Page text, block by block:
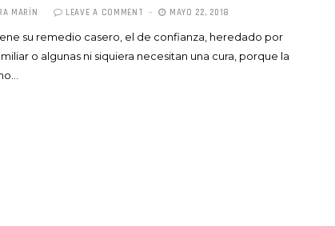
MARÍN LEAVE A COMMENT MAYO 22, 2018
su remedio casero, el de confianza, heredado por
o algunas ni siquiera necesitan una cura, porque la
Totó la Momposina: el